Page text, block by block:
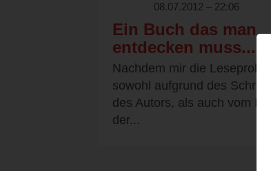
08.07.2012 – 22:06
Ein Buch das man
entdecken muss....
Nachdem mir die Leseprobe
sowohl aufgrund des
des Autors, als auch vom
der...